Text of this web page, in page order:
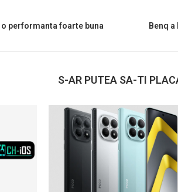
performanta foarte buna
Benq
S-AR PUTEA SA-TI